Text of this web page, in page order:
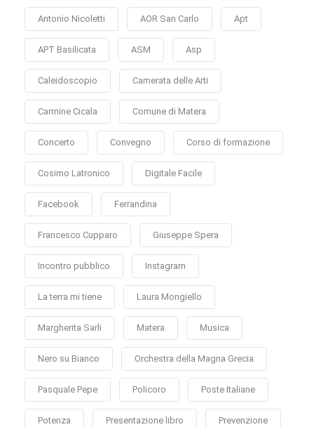
Antonio Nicoletti AOR San Carlo Apt
APT Basilicata ASM Asp
Caleidoscopio Camerata delle Arti
Carmine Cicala Comune di Matera
Concerto Convegno Corso di formazione
Cosimo Latronico Digitale Facile
Facebook Ferrandina
Francesco Cupparo Giuseppe Spera
Incontro pubblico Instagram
La terra mi tiene Laura Mongiello
Margherita Sarli Matera Musica
Nero su Bianco Orchestra della Magna Grecia
Pasquale Pepe Policoro Poste Italiane
Potenza Presentazione libro Prevenzione